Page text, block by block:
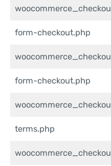
form-checkout.php
form-checkout.php
terms.php